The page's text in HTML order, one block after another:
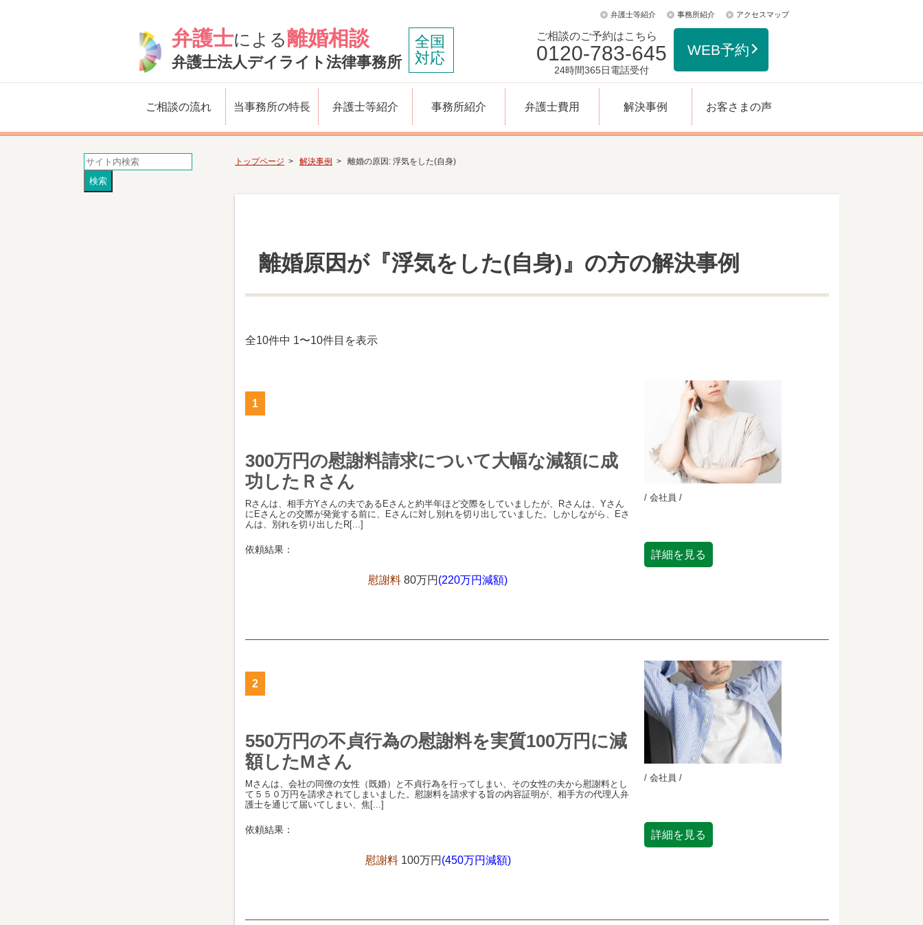
弁護士による離婚相談
弁護士法人デイライト法律事務所
全国
対応
ご相談のご予約はこちら
0120-783-645
24時間365日電話受付
WEB予約
弁護士等紹介 事務所紹介 アクセスマップ
ご相談の流れ 当事務所の特長 弁護士等紹介 事務所紹介 弁護士費用 解決事例 お客さまの声
トップページ 解決事例 離婚の原因: 浮気をした(自身)
離婚原因が『浮気をした(自身)』の方の解決事例
全10件中 1〜10件目を表示
1
300万円の慰謝料請求について大幅な減額に成
功したＲさん
Rさんは、相手方Yさんの夫であるEさんと約半年ほど交際をしていましたが、Rさんは、Yさん
にEさんとの交際が発覚する前に、Eさんに対し別れを切り出していました。しかしながら、Eさ
んは、別れを切り出したR[...]
依頼結果：
慰謝料 80万円 (220万円減額)
/ 会社員 /
詳細を見る
2
550万円の不貞行為の慰謝料を実質100万円に減
額したMさん
Mさんは、会社の同僚の女性（既婚）と不貞行為を行ってしまい、その女性の夫から慰謝料とし
て５５０万円を請求されてしまいました。慰謝料を請求する旨の内容証明が、相手方の代理人弁
護士を通じて届いてしまい、焦[...]
依頼結果：
慰謝料 100万円 (450万円減額)
/ 会社員 /
詳細を見る